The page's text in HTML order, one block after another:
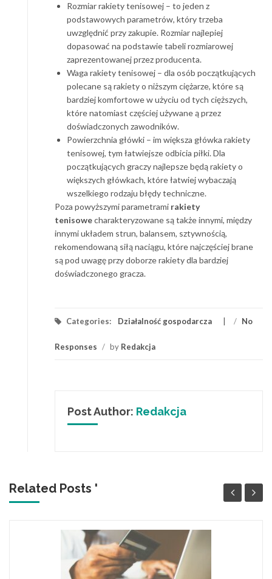
Rozmiar rakiety tenisowej – to jeden z
podstawowych parametrów, który trzeba
uwzględnić przy zakupie. Rozmiar najlepiej
dopasować na podstawie tabeli rozmiarowej
zaprezentowanej przez producenta.
Waga rakiety tenisowej – dla osób początkujących
polecane są rakiety o niższym ciężarze, które są
bardziej komfortowe w użyciu od tych cięższych,
które natomiast częściej używane ą przez
doświadczonych zawodników.
Powierzchnia główki – im większa główka rakiety
tenisowej, tym łatwiejsze odbicia piłki. Dla
początkujących graczy najlepsze będą rakiety o
większych główkach, które łatwiej wybaczają
wszelkiego rodzaju błędy techniczne.
Poza powyższymi parametrami rakiety
tenisowecharakteryzowane są także innymi, między
innymi układem strun, balansem, sztywnością,
rekomendowaną siłą naciągu, które najczęściej brane
są pod uwagę przy doborze rakiety dla bardziej
doświadczonego gracza.
Categories: Działalność gospodarcza / No
Responses / by Redakcja
Post Author: Redakcja
Related Posts '